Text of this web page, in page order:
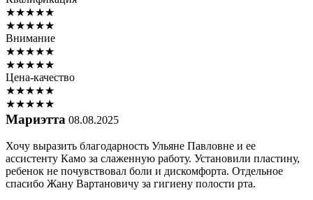
★★★★★
★★★★★
Внимание
★★★★★
★★★★★
Цена-качество
★★★★★
★★★★★
Мариэтта 08.08.2025
Хочу выразить благодарность Ульяне Павловне и ее
ассистенту Камо за слаженную работу. Установили пластину,
ребенок не почувствовал боли и дискомфорта. Отдельное
спасибо Жану Вартановичу за гигиену полости рта.